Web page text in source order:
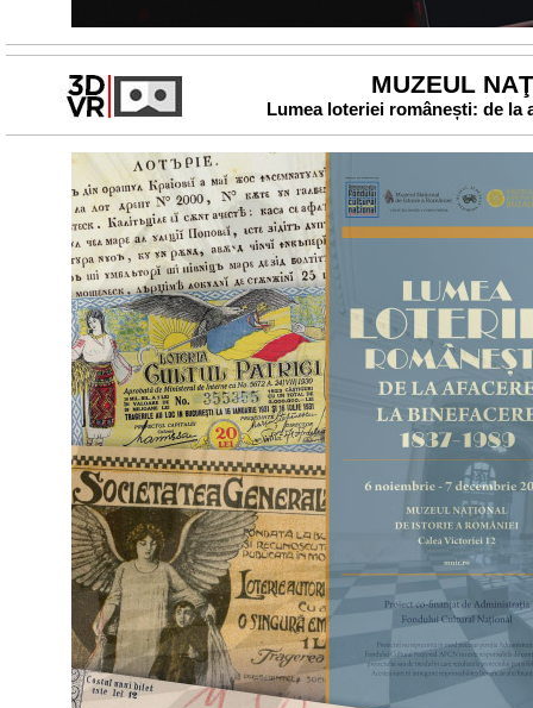
MUZEUL
Lumea loteriei românești: de la